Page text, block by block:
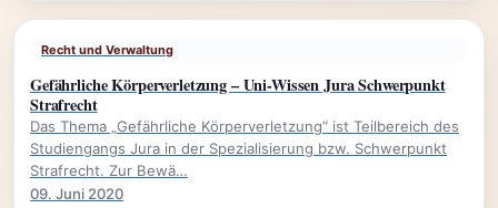
Recht und Verwaltung
Gefährliche Körperverletzung – Uni-Wissen Jura Schwerpunkt
Strafrecht
Das Thema „Gefährliche Körperverletzung“ ist Teilbereich des
Studiengangs Jura in der Spezialisierung bzw. Schwerpunkt
Strafrecht. Zur Bewä…
09. Juni 2020